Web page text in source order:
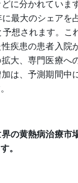
に分かれていま
最大のシェアを
予想されます。こ
疾患の患者入院
大、専門医療へ
は、予測期間中
の黄熱病治療市
。